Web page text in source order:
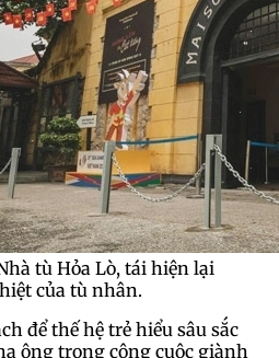
tù Hỏa Lò, tái hiện lại
của tù nhân.
để thế hệ trẻ hiểu sâu sắc
ông trong công cuộc giành